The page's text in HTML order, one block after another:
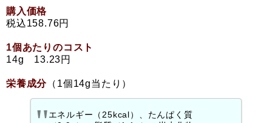
購入価格
税込158.76円
1個あたりのコスト
14g 13.23円
栄養成分 （1個14g当たり）
エネルギー（25kcal）、たんぱく質